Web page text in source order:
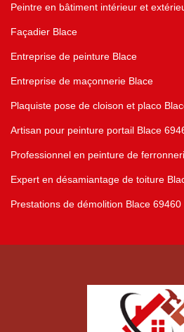
Peintre en bâtiment intérieur et
Façadier Blace
Entreprise de peinture Blace
Entreprise de maçonnerie Blace
Plaquiste pose de cloison et placo
Artisan pour peinture portail Blace
Professionnel en peinture de
Expert en désamiantage de toiture
Prestations de démolition Blace 69460